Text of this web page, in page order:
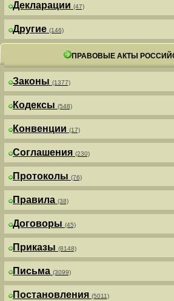
Декларации (47)
Другие (146)
ПРАВОВЫЕ АКТЫ
Законы (1377)
Кодексы (548)
Конвенции (17)
Соглашения (230)
Протоколы (76)
Правила (38)
Договоры (45)
Приказы (8148)
Письма (3099)
Постановления (5011)